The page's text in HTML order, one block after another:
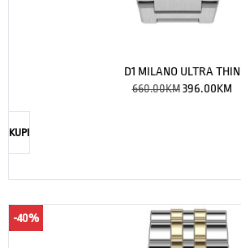
D1 MILANO ULTRA THIN
660.00KM 396.00KM
KUPI
-40%